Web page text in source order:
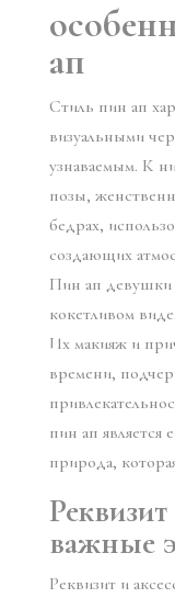
ап
Стиль пин ап
визуальными
узнаваемым. К
позы,
бедрах,
создающих
Пин ап девушки
кокетливом
Их макияж и
времени,
пин ап является
природа,
важные
Реквизит и